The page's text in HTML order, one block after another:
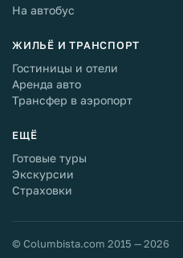
На автобус
ЖИЛЬЁ И ТРАНСПОРТ
Гостиницы и отели
Аренда авто
Трансфер в аэропорт
ЕЩЁ
Готовые туры
Экскурсии
Страховки
© Columbista.com 2015 — 2026